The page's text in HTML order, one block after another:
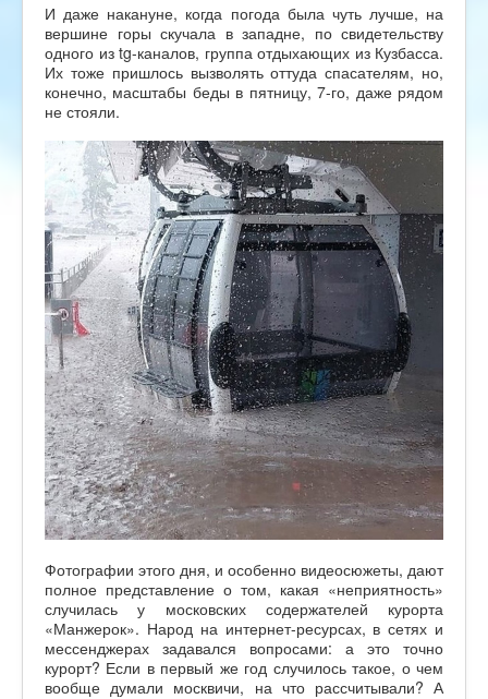
И даже накануне, когда погода была чуть лучше, на
вершине горы скучала в западне, по свидетельству
одного из tg-каналов, группа отдыхающих из Кузбасса.
Их тоже пришлось вызволять оттуда спасателям, но,
конечно, масштабы беды в пятницу, 7-го, даже рядом
не стояли.
Фотографии этого дня, и особенно видеосюжеты, дают
полное представление о том, какая «неприятность»
случилась у московских содержателей курорта
«Манжерок». Народ на интернет-ресурсах, в сетях и
мессенджерах задавался вопросами: а это точно
курорт? Если в первый же год случилось такое, о чем
вообще думали москвичи, на что рассчитывали? А